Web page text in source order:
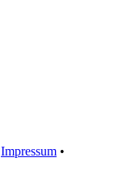
Impressum •